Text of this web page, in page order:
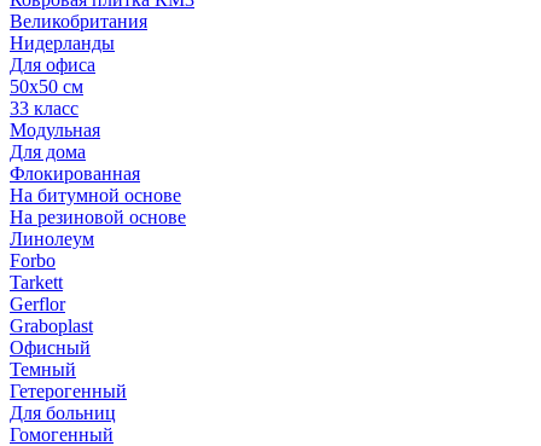
Великобритания
Нидерланды
Для офиса
50х50 см
33 класс
Модульная
Для дома
Флокированная
На битумной основе
На резиновой основе
Линолеум
Forbo
Tarkett
Gerflor
Graboplast
Офисный
Темный
Гетерогенный
Для больниц
Гомогенный